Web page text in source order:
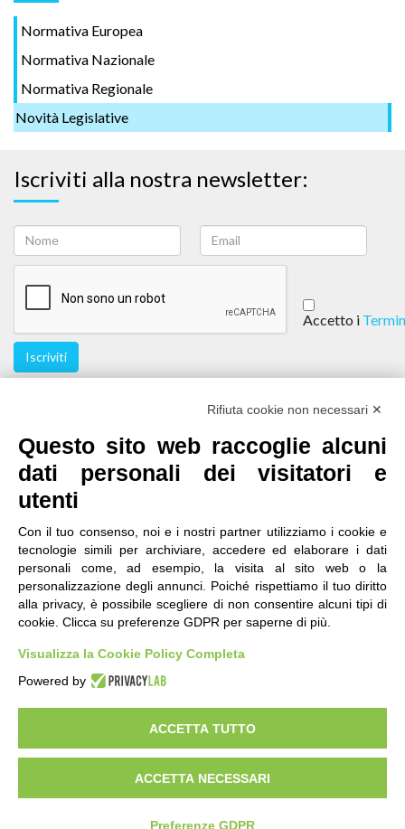
Normativa Europea
Normativa Nazionale
Normativa Regionale
Novità Legislative
Iscriviti alla nostra newsletter:
Accetto i
Iscriviti
contatti| qualità accessibilità |privacy|
note legali
IRES Piemonte - Istituto di Ricerche Economico
Sociali del Piemonte
Via Nizza 18, 10125 Torino - C.F.80084650011
P.Iva 04328830015
© 2018 All Rights Reserved
Rifiuta cookie non necessari ✕
Questo sito web raccoglie alcuni
dati personali dei visitatori e
utenti
Con il tuo consenso, noi e i nostri partner utilizziamo i cookie e
tecnologie simili per archiviare, accedere ed elaborare i dati
personali come, ad esempio, la visita al sito web o la
personalizzazione degli annunci. Poiché rispettiamo il tuo diritto
alla privacy, è possibile scegliere di non consentire alcuni tipi di
cookie. Clicca su preferenze GDPR per saperne di più.
Visualizza la Cookie Policy Completa
Powered by
ACCETTA TUTTO
ACCETTA NECESSARI
Preferenze GDPR